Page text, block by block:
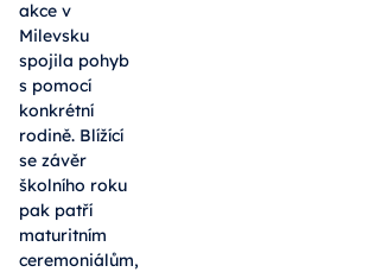
akce v
Milevsku
spojila pohyb
s pomocí
konkrétní
rodině. Blížící
se závěr
školního roku
pak patří
maturitním
ceremoniálům,